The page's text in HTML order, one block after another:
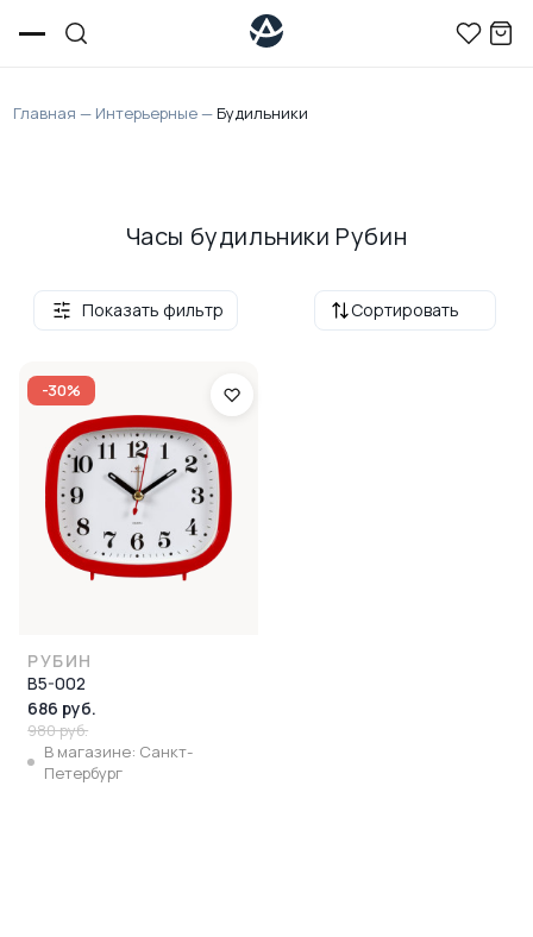
Главная — Интерьерные— Будильники
Часы будильники Рубин
Сортировать
Показать фильтр
-30%
РУБИН
В5-002
686 руб.
980 руб.
В магазине: Санкт-
Петербург